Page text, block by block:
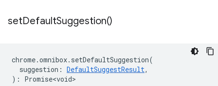
setDefaultSuggestion()
chrome.omnibox. setDefaultSuggestion(
suggestion : DefaultSuggestResult,
) : Promise<void>